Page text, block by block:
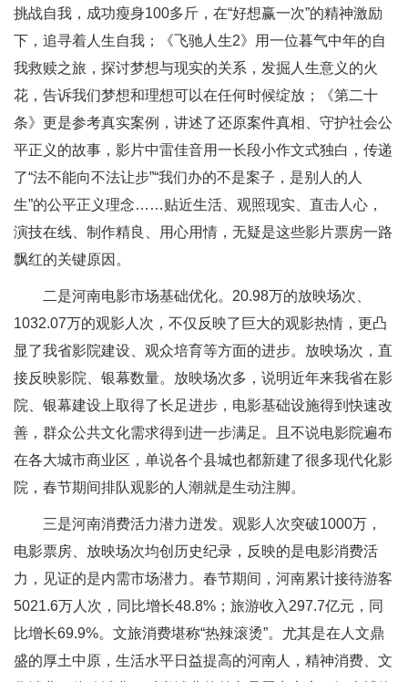
挑战自我，成功瘦身100多斤，在“好想赢一次”的精神激励
下，追寻着人生自我；《飞驰人生2》用一位暮气中年的自
我救赎之旅，探讨梦想与现实的关系，发掘人生意义的火
花，告诉我们梦想和理想可以在任何时候绽放；《第二十
条》更是参考真实案例，讲述了还原案件真相、守护社会公
平正义的故事，影片中雷佳音用一长段小作文式独白，传递
了“法不能向不法让步”“我们办的不是案子，是别人的人
生”的公平正义理念……贴近生活、观照现实、直击人心，
演技在线、制作精良、用心用情，无疑是这些影片票房一路
飘红的关键原因。
二是河南电影市场基础优化。20.98万的放映场次、
1032.07万的观影人次，不仅反映了巨大的观影热情，更凸
显了我省影院建设、观众培育等方面的进步。放映场次，直
接反映影院、银幕数量。放映场次多，说明近年来我省在影
院、银幕建设上取得了长足进步，电影基础设施得到快速改
善，群众公共文化需求得到进一步满足。且不说电影院遍布
在各大城市商业区，单说各个县城也都新建了很多现代化影
院，春节期间排队观影的人潮就是生动注脚。
三是河南消费活力潜力迸发。观影人次突破1000万，
电影票房、放映场次均创历史纪录，反映的是电影消费活
力，见证的是内需市场潜力。春节期间，河南累计接待游客
5021.6万人次，同比增长48.8%；旅游收入297.7亿元，同
比增长69.9%。文旅消费堪称“热辣滚烫”。尤其是在人文鼎
盛的厚土中原，生活水平日益提高的河南人，精神消费、文